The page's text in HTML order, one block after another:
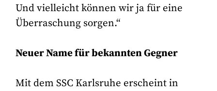
Und vielleicht können wir ja für eine
Überraschung sorgen.“
Neuer Name für bekannten Gegner
Mit dem SSC Karlsruhe erscheint in